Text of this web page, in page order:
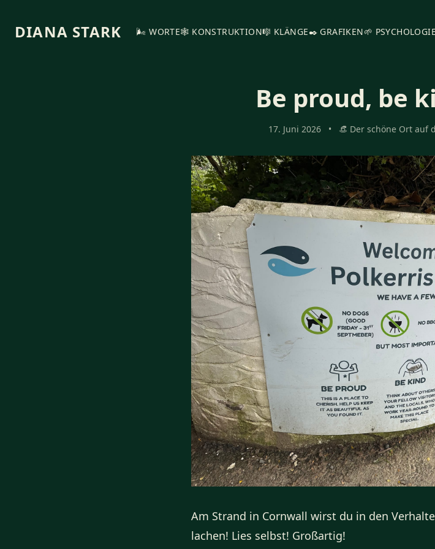
DIANA STARK 🌬️ WORTE🕸️ KONSTRUKTION🎼 KLÄNGE✒️ GRAFIKEN🌱 PSYCHOLOGIE
Be proud, be
17. Juni 2026 • 👒 Der schöne Ort auf
Am Strand in Cornwall wirst du in den
lachen! Lies selbst! Großartig!